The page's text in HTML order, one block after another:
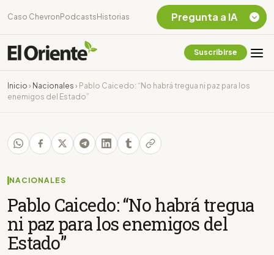
Caso Chevron Podcasts Historias
Suscribirse
Inicio › Nacionales › Pablo Caicedo: “No habrá tregua ni paz para los
enemigos del Estado”
NACIONALES
Pablo Caicedo: “No habrá tregua
ni paz para los enemigos del
Estado”
Pregunta a IA
Chevron Ecuador